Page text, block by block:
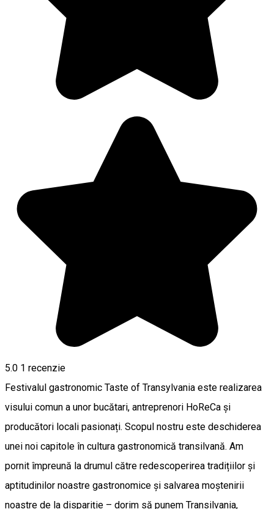
5.0 1 recenzie
Festivalul gastronomic Taste of Transylvania este realizarea
visului comun a unor bucătari, antreprenori HoReCa și
producători locali pasionați. Scopul nostru este deschiderea
unei noi capitole în cultura gastronomică transilvană. Am
pornit împreună la drumul către redescoperirea tradițiilor și
aptitudinilor noastre gastronomice și salvarea moștenirii
noastre de la dispariție – dorim să punem Transilvania,